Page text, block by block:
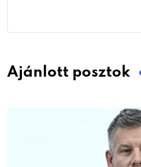
Ajánlott posztok